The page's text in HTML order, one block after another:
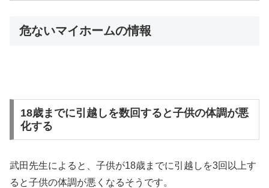
危ないマイホームの情報
18歳までに引越しを数回すると子供の体調が悪
化する
武田先生によると、子供が18歳までに引越しを3回以上す
ると子供の体調が悪くなるそうです。